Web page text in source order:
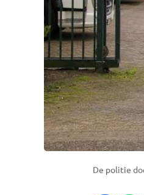
De politie